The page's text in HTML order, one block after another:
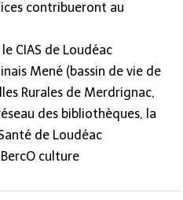
contribueront au
CIAS de Loudéac
Mené (bassin de vie de
Rurales de Merdrignac,
des bibliothèques, la
de Loudéac
culture